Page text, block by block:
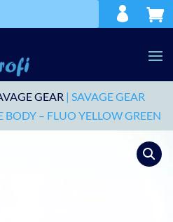
GEAR | SAVAGE GEAR
BODY – FLUO YELLOW GREEN